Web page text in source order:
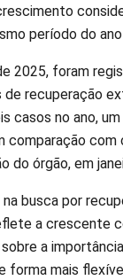
período do
2025, foram
de recuperação
casos no ano,
comparação com
do órgão, em
na busca por
a crescente
a
forma mais